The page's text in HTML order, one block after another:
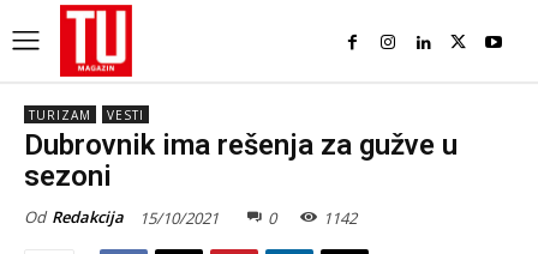
TURIZAM VESTI
Dubrovnik ima rešenja za gužve u
sezoni
Od Redakcija 15/10/2021 0 1142